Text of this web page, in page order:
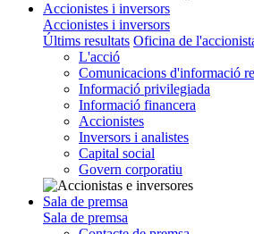
Accionistes i inversors
Accionistes i inversors
Últims resultats Oficina de
L'acció
Comunicacions d'informació
Informació privilegiada
Informació financera
Accionistes
Inversors i analistes
Capital social
Govern corporatiu
Sala de premsa
Sala de premsa